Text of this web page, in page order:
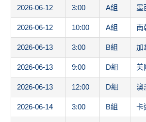
2026-06-12 3:00 A組 墨
2026-06-12 10:00 A組 南
2026-06-13 3:00 B組 加
2026-06-13 9:00 D組 美
2026-06-13 12:00 D組 澳
2026-06-14 3:00 B組 卡